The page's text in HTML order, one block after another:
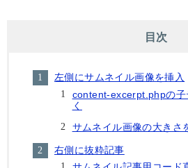
目次
左側にサムネイル画像を挿入
content-excerpt.phpの子
く
サムネイル画像の大きさ
右側に抜粋記事